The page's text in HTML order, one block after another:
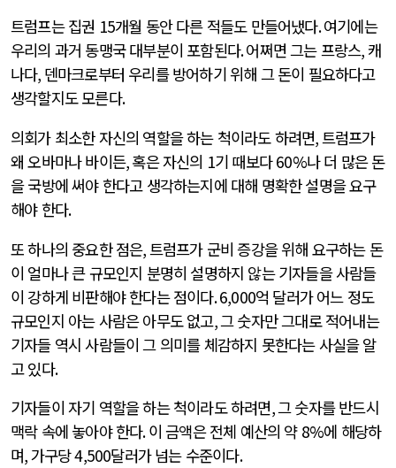
트럼프는 집권 15개월 동안 다른 적들도 만들어냈다.여기에는
우리의 과거 동맹국 대부분이 포함된다.어쩌면 그는 프랑스,캐
나다, 덴마크로부터 우리를 방어하기 위해 그 돈이 필요하다고
생각할지도 모른다.
의회가 최소한 자신의 역할을 하는 척이라도 하려면,트럼프가
왜 오바마나 바이든,혹은 자신의 1기 때보다60%나 더 많은 돈
을 국방에 써야 한다고 생각하는지에 대해 명확한 설명을 요구
해야 한다.
또 하나의 중요한 점은,트럼프가 군비 증강을 위해 요구하는 돈
이 얼마나 큰 규모인지 분명히 설명하지 않는 기자들을 사람들
이 강하게 비판해야 한다는 점이다. 6,000억 달러가 어느 정도
규모인지 아는 사람은 아무도 없고,그 숫자만 그대로 적어내는
기자들 역시 사람들이 그 의미를 체감하지 못한다는 사실을 알
고 있다.
기자들이 자기 역할을 하는 척이라도 하려면,그 숫자를 반드시
맥락 속에 놓아야 한다.이 금액은 전체 예산의 약 8%에 해당하
며,가구당4,500달러가 넘는 수준이다.